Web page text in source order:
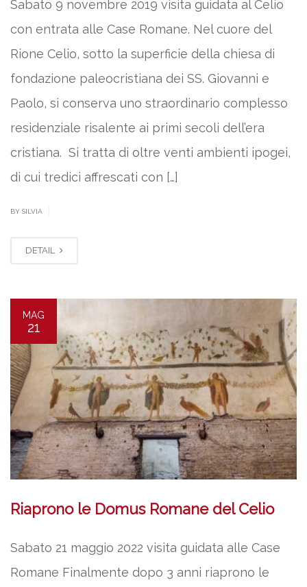
Sabato 9 novembre 2019 visita guidata al Celio
con entrata alle Case Romane. Nel cuore del
Rione Celio, sotto la superficie della chiesa di
fondazione paleocristiana dei SS. Giovanni e
Paolo, si conserva uno straordinario complesso
residenziale risalente ai primi secoli dell’era
cristiana. Si tratta di oltre venti ambienti ipogei,
di cui tredici affrescati con […]
BY SILVIA
DETAIL
MAG
21
Riaprono le Domus Romane del Celio
Sabato 21 maggio 2022 visita guidata alle Case
Romane Finalmente dopo 3 anni riaprono le